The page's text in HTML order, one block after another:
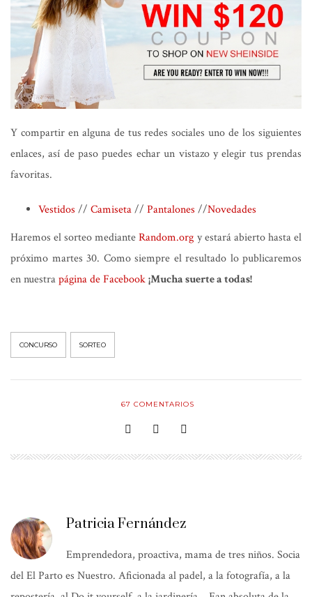
Y compartir en alguna de tus redes sociales uno de los siguientes
enlaces, así de paso puedes echar un vistazo y elegir tus prendas
favoritas.
Vestidos // Camiseta// Pantalones //Novedades
Haremos el sorteo medianteRandom.org y estará abierto hasta el
próximo martes 30. Como siempre el resultado lo publicaremos
en nuestrapágina de Facebook¡Mucha suerte a todas!
CONCURSO SORTEO
67 COMENTARIOS
Patricia Fernández
Emprendedora, proactiva, mama de tres niños. Socia
del El Parto es Nuestro. Aficionada al padel, a la fotografía, a la